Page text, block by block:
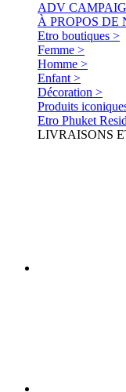
ADV
À PROPOS DE
Etro boutiques >
Femme >
Homme >
Enfant >
Décoration >
Produits
Etro Phuket
LIVRAISONS